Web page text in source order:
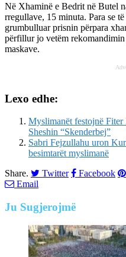
Në Xhaminë e Bedrit në Butel
rregullave, 15 minuta. Para se
grumbulluar prisnin përpara
përfillur jo vetëm
maskave.
Lexo edhe:
Myslimanët festojnë Fiter
Sheshin “Skenderbej”
Sabri Fejzullahu uron
besimtarët myslimanë
Share.
Twitter Facebook
Email
Ju Sugjerojmë